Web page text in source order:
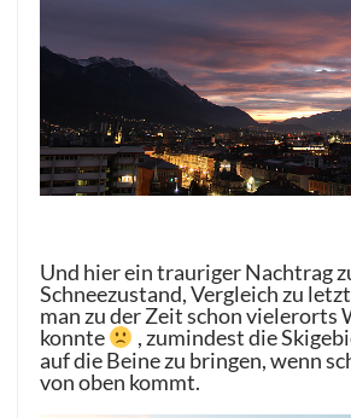
Und hier ein trauriger Nachtrag
Schneezustand, Vergleich zu
man zu der Zeit schon
konnte
, zumindest die
auf die Beine zu bringen, wenn
von oben kommt.